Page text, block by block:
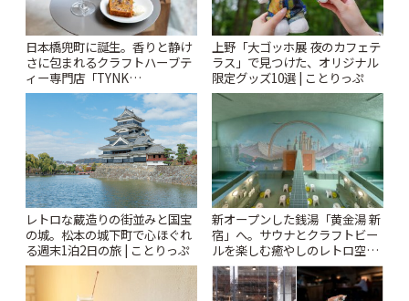
日本橋兜町に誕生。香りと静け
さに包まれるクラフトハーブテ
ィー専門店「TYNK
Kabutocho」 | ことりっぷ
上野「大ゴッホ展 夜のカフェテ
ラス」で見つけた、オリジナル
限定グッズ10選 | ことりっぷ
レトロな蔵造りの街並みと国宝
の城。松本の城下町で心ほぐれ
る週末1泊2日の旅 | ことりっぷ
新オープンした銭湯「黄金湯 新
宿」へ。サウナとクラフトビー
ルを楽しむ癒やしのレトロ空間
| ことりっぷ